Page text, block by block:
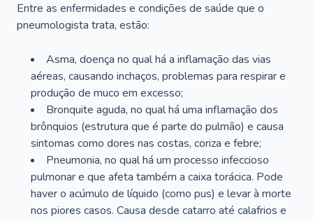
Entre as enfermidades e condições de saúde que o
pneumologista trata, estão:
Asma, doença no qual há a inflamação das vias
aéreas, causando inchaços, problemas para respirar e
produção de muco em excesso;
Bronquite aguda, no qual há uma inflamação dos
brônquios (estrutura que é parte do pulmão) e causa
sintomas como dores nas costas, coriza e febre;
Pneumonia, no qual há um processo infeccioso
pulmonar e que afeta também a caixa torácica. Pode
haver o acúmulo de líquido (como pus) e levar à morte
nos piores casos. Causa desde catarro até calafrios e